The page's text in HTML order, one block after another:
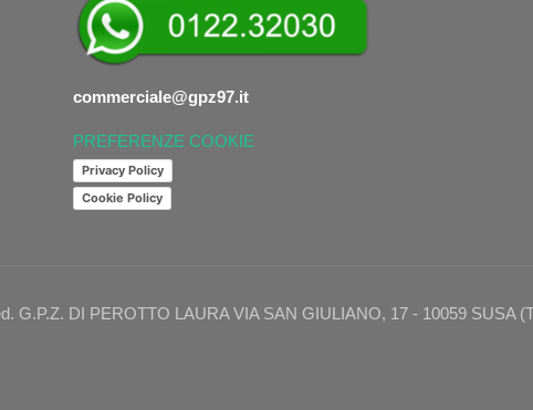
commerciale@gpz97.it
PREFERENZE COOKIE
Privacy Policy
Cookie Policy
G.P.Z. DI PEROTTO LAURA VIA SAN GIULIANO, 17 - 10059 SUSA